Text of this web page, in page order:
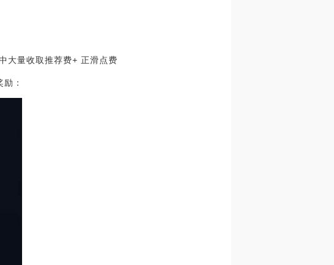
量收取推荐费+ 正滑点费
：